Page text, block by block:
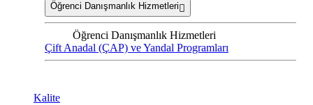
Öğrenci Danışmanlık Hizmetleri
Öğrenci Danışmanlık Hizmetleri
Çift Anadal (ÇAP) ve Yandal Programları
Kalite